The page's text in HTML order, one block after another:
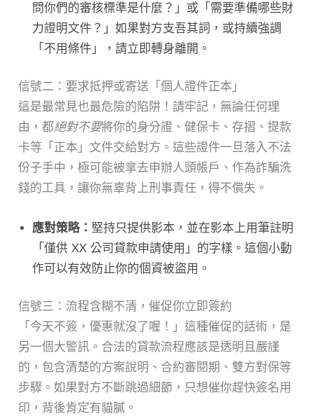
問你們的審核標準是什麼？」或「需要準備哪些財
力證明文件？」如果對方支吾其詞，或持續強調
「不用條件」，請立即轉身離開。
信號二：要求抵押或寄送「個人證件正本」
這是最常見也最危險的陷阱！請牢記，無論任何理
由，都絕對不要將你的身分證、健保卡、存摺、提款
卡等「正本」文件交給對方。這些證件一旦落入不法
份子手中，極可能被拿去申辦人頭帳戶、作為詐騙洗
錢的工具，讓你無辜背上刑事責任，得不償失。
應對策略： 堅持只提供影本，並在影本上用筆註明
「僅供 XX 公司貸款申請使用」的字樣。這個小動
作可以有效防止你的個資被盜用。
信號三：流程含糊不清，催促你立即簽約
「今天不簽，優惠就沒了喔！」這種催促的話術，是
另一個大警訊。合法的貸款流程應該是透明且嚴謹
的，包含清楚的方案說明、合約審閱期、雙方對保等
步驟。如果對方不斷跳過細節，只想催你趕快簽名用
印，背後肯定有貓膩。